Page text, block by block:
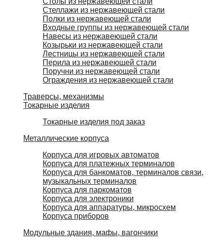
Стеллажи из нержавеющей стали
Полки из нержавеющей стали
Входные группы из нержавеющей стали
Навесы из нержавеющей стали
Козырьки из нержавеющей стали
Лестницы из нержавеющей стали
Перила из нержавеющей стали
Поручни из нержавеющей стали
Ограждения из нержавеющей стали
Траверсы, механизмы
Токарные изделия
Токарные изделия под заказ
Металлические корпуса
Корпуса для игровых автоматов
Корпуса для платежных терминалов
Корпуса для банкоматов, терминалов связи,
музыкальных терминалов
Корпуса для паркоматов
Корпуса для электроники
Корпуса для аппаратуры, микросхем
Корпуса приборов
Модульные здания, мафы, вагончики